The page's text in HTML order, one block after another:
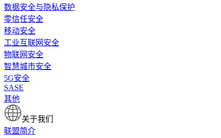
数据安全与隐私保护
零信任安全
移动安全
工业互联网安全
物联网安全
智慧城市安全
5G安全
SASE
其他
关于我们
联盟简介